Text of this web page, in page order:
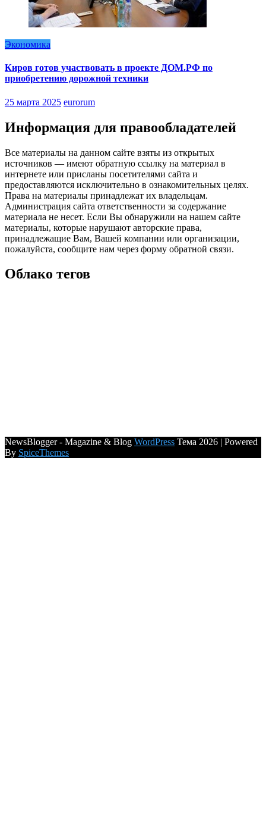
Экономика
Киров готов участвовать в проекте ДОМ.РФ по
приобретению дорожной техники
25 марта 2025 eurorum
Информация для правообладателей
Все материалы на данном сайте взяты из открытых
источников — имеют обратную ссылку на материал в
интернете или присланы посетителями сайта и
предоставляются исключительно в ознакомительных целях.
Права на материалы принадлежат их владельцам.
Администрация сайта ответственности за содержание
материала не несет. Если Вы обнаружили на нашем сайте
материалы, которые нарушают авторские права,
принадлежащие Вам, Вашей компании или организации,
пожалуйста, сообщите нам через форму обратной связи.
Облако тегов
NewsBlogger - Magazine & Blog WordPress Тема 2026 | Powered
By SpiceThemes